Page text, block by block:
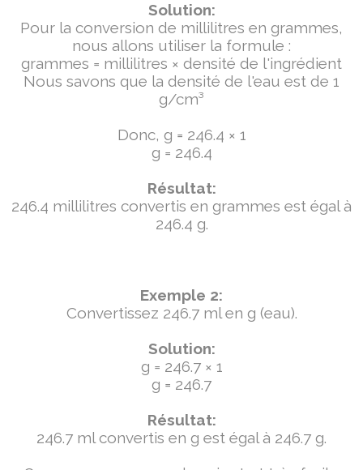
Solution:
Pour la conversion de millilitres en grammes,
nous allons utiliser la formule :
grammes = millilitres × densité de l'ingrédient
Nous savons que la densité de l'eau est de 1
g/cm³
Donc, g = 246.4 × 1
g = 246.4
Résultat:
246.4 millilitres convertis en grammes est égal à
246.4 g.
Exemple 2:
Convertissez 246.7 ml en g (eau).
Solution:
g = 246.7 × 1
g = 246.7
Résultat:
246.7 ml convertis en g est égal à 246.7 g.